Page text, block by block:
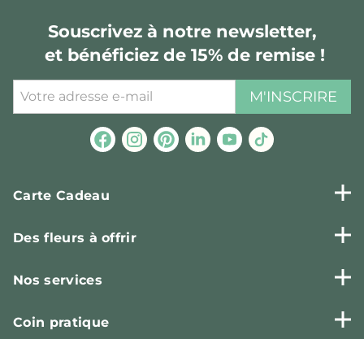
Souscrivez à notre newsletter,
et bénéficiez de 15% de remise !
M'INSCRIRE
Carte Cadeau
Des fleurs à offrir
Nos services
Coin pratique